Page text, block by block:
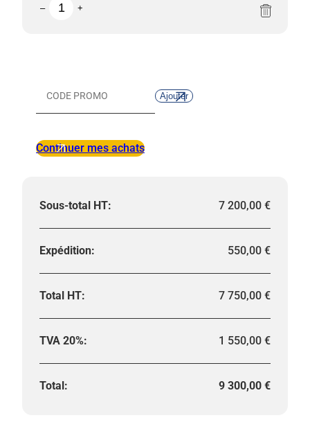
–
quantité
+ ×
Code
Ajouter
Continuer mes achats
7 200,00 €
550,00 €
7 750,00 €
1 550,00 €
9 300,00 €